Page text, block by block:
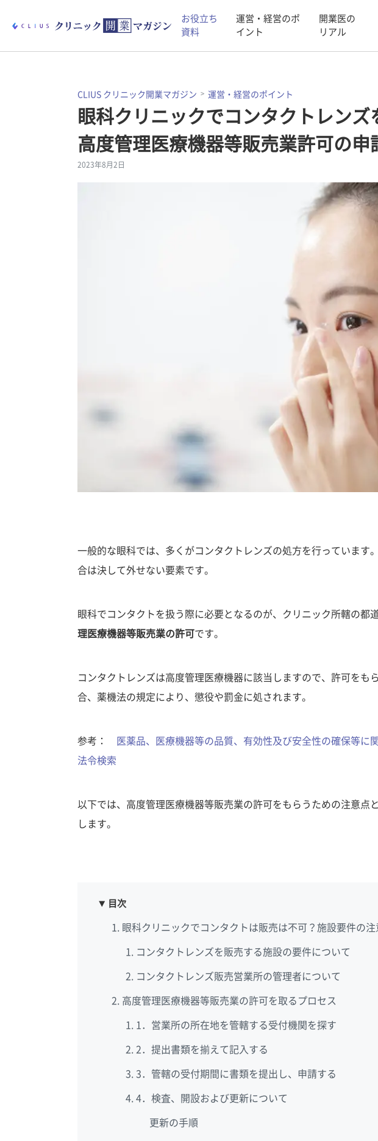
お役立ち
資料
運営・経営のポ
イント
開業医の
リアル
CLIUS クリニック開業マガジン 運営・経営のポイント
眼科クリニックでコンタクトレンズ
高度管理医療機器等販売業許可の申
2023年8月2日
一般的な眼科では、多くがコンタクトレンズの処方を行っています
合は決して外せない要素です。
眼科でコンタクトを扱う際に必要となるのが、クリニック所轄の都
理医療機器等販売業の許可です。
コンタクトレンズは高度管理医療機器に該当しますので、許可をも
合、薬機法の規定により、懲役や罰金に処されます。
参考：
医薬品、医療機器等の品質、有効性及び安全性の確保等に
法令検索
以下では、高度管理医療機器等販売業の許可をもらうための注意点
します。
目次
眼科クリニックでコンタクトは販売は不可？施設要件の注
コンタクトレンズを販売する施設の要件について
コンタクトレンズ販売営業所の管理者について
高度管理医療機器等販売業の許可を取るプロセス
1．営業所の所在地を管轄する受付機関を探す
2．提出書類を揃えて記入する
3．管轄の受付期間に書類を提出し、申請する
4．検査、開設および更新について
更新の手順